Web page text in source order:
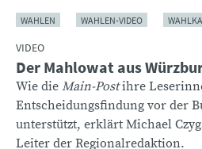
WAHLEN WAHLEN-VIDEO
VIDEO
Der Mahlowat aus
Wie die Main-Postihre
Entscheidungsfindung vor der
unterstützt, erklärt Michael
Leiter der Regionalredaktion.